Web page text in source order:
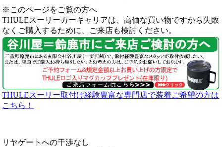
※このページをご覧の方へ
THULEスーリーカーキャリアは、高価な買い物ですから失敗
なくご購入するために、ご来店も検討ください。
THULEスーリー取付け経験豊富な専門店で装着ご希望の方は
こちら！
リヤゲートへの干渉なし